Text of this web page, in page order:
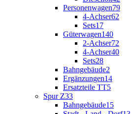
Personenwagen79
4-Achser62
Sets17
Güterwagen140
2-Achser72
4-Achser40
Sets28
Bahngebäude2
Ergänzungen14
Ersatzteile TT5
Spur Z33
Bahngebäude15